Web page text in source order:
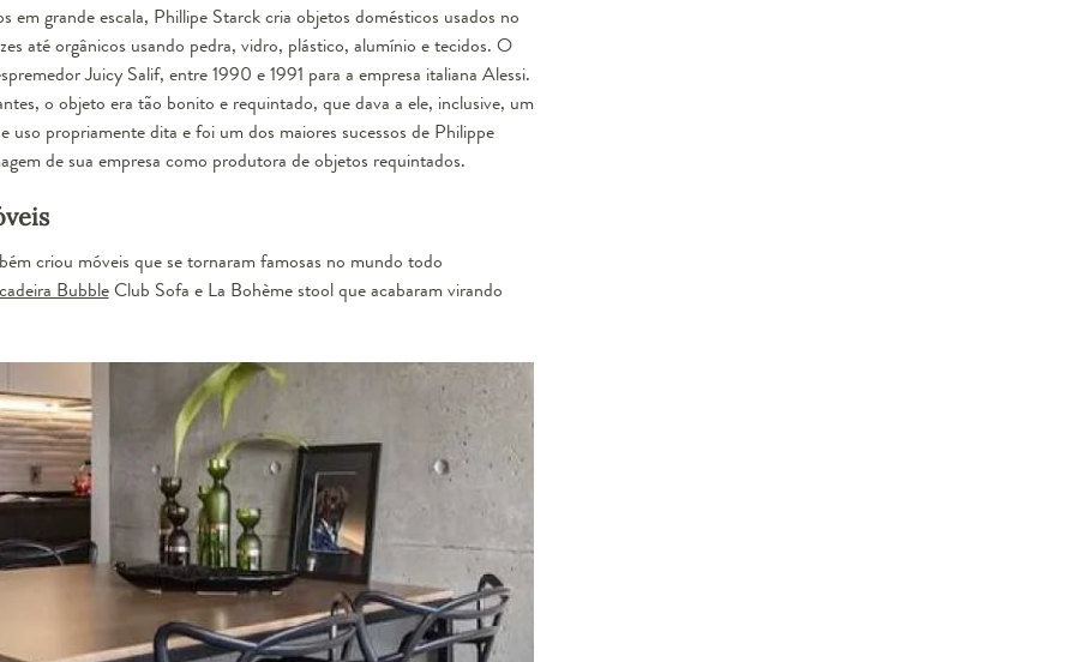
em grande escala, Phillipe Starck cria objetos domésticos usados no
até orgânicos usando pedra, vidro, plástico, alumínio e tecidos. O
Juicy Salif, entre 1990 e 1991 para a empresa italiana Alessi.
o objeto era tão bonito e requintado, que dava a ele, inclusive, um
uso propriamente dita e foi um dos maiores sucessos de Philippe
de sua empresa como produtora de objetos requintados.
criou móveis que se tornaram famosas no mundo todo
BubbleClub Sofa e La Bohème stool que acabaram virando